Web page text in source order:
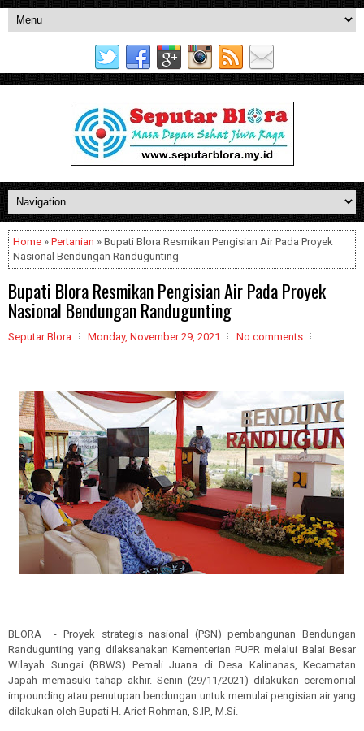
Home » Pertanian » Bupati Blora Resmikan Pengisian Air Pada Proyek
Nasional Bendungan Randugunting
Bupati Blora Resmikan Pengisian Air Pada Proyek
Nasional Bendungan Randugunting
Seputar Blora Monday, November 29, 2021 No comments
BLORA - Proyek strategis nasional (PSN) pembangunan Bendungan
Randugunting yang dilaksanakan Kementerian PUPR melalui Balai Besar
Wilayah Sungai (BBWS) Pemali Juana di Desa Kalinanas, Kecamatan
Japah memasuki tahap akhir. Senin (29/11/2021) dilakukan ceremonial
impounding atau penutupan bendungan untuk memulai pengisian air yang
dilakukan oleh Bupati H. Arief Rohman, S.IP., M.Si.